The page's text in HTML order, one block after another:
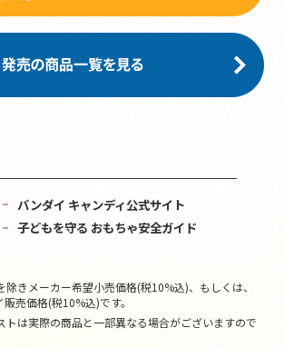
バンダイ キャンディ公式サイト
子どもを守る おもちゃ安全ガイド
きメーカー希望小売価格(税10%込)、もしくは、
売価格(税10%込)です。
は実際の商品と一部異なる場合がございますので